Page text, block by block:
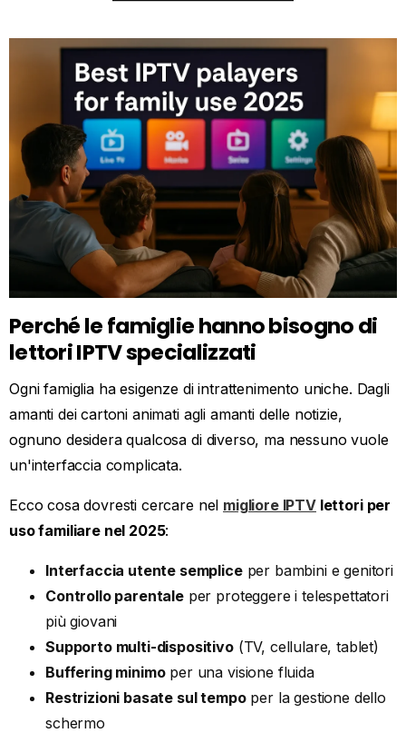
Perché le famiglie hanno bisogno di
lettori IPTV specializzati
Ogni famiglia ha esigenze di intrattenimento uniche. Dagli
amanti dei cartoni animati agli amanti delle notizie,
ognuno desidera qualcosa di diverso, ma nessuno vuole
un'interfaccia complicata.
Ecco cosa dovresti cercare nel migliore IPTVlettori per
uso familiare nel 2025:
Interfaccia utente sempliceper bambini e genitori
Controllo parentaleper proteggere i telespettatori
più giovani
Supporto multi-dispositivo(TV, cellulare, tablet)
Buffering minimoper una visione fluida
Restrizioni basate sul tempoper la gestione dello
schermo